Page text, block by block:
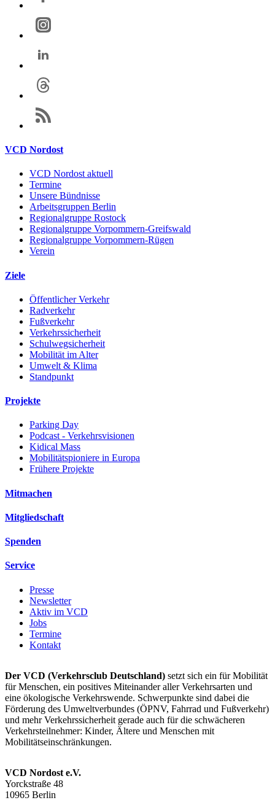
VCD Nordost
VCD Nordost aktuell
Termine
Unsere Bündnisse
Arbeitsgruppen Berlin
Regionalgruppe Rostock
Regionalgruppe Vorpommern-Greifswald
Regionalgruppe Vorpommern-Rügen
Verein
Ziele
Öffentlicher Verkehr
Radverkehr
Fußverkehr
Verkehrssicherheit
Schulwegsicherheit
Mobilität im Alter
Umwelt & Klima
Standpunkt
Projekte
Parking Day
Podcast - Verkehrsvisionen
Kidical Mass
Mobilitätspioniere in Europa
Frühere Projekte
Mitmachen
Mitgliedschaft
Spenden
Service
Presse
Newsletter
Aktiv im VCD
Jobs
Termine
Kontakt
Der VCD (Verkehrsclub Deutschland) setzt sich ein für Mobilität
für Menschen, ein positives Miteinander aller Verkehrsarten und
eine ökologische Verkehrswende. Schwerpunkte sind dabei die
Förderung des Umweltverbundes (ÖPNV, Fahrrad und Fußverkehr)
und mehr Verkehrssicherheit gerade auch für die schwächeren
Verkehrsteilnehmer: Kinder, Ältere und Menschen mit
Mobilitätseinschränkungen.
VCD Nordost e.V.
Yorckstraße 48
10965 Berlin